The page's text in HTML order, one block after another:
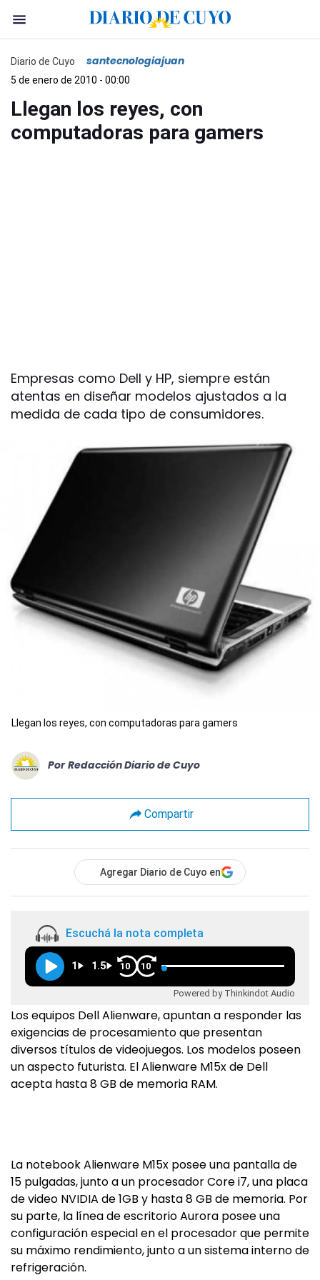
Diario de Cuyo santecnologiajuan
5 de enero de 2010 - 00:00
Llegan los reyes, con
computadoras para gamers
Empresas como Dell y HP, siempre están
atentas en diseñar modelos ajustados a la
medida de cada tipo de consumidores.
Llegan los reyes, con computadoras para gamers
Por Redacción Diario de Cuyo
Compartir
Agregar Diario de Cuyo en
Escuchá la nota completa
1 1.5 10 10
Powered by Thinkindot Audio
Los equipos Dell Alienware, apuntan a responder las
exigencias de procesamiento que presentan
diversos títulos de videojuegos. Los modelos poseen
un aspecto futurista. El Alienware M15x de Dell
acepta hasta 8 GB de memoria RAM.
La notebook Alienware M15x posee una pantalla de
15 pulgadas, junto a un procesador Core i7, una placa
de video NVIDIA de 1GB y hasta 8 GB de memoria. Por
su parte, la línea de escritorio Aurora posee una
configuración especial en el procesador que permite
su máximo rendimiento, junto a un sistema interno de
refrigeración.